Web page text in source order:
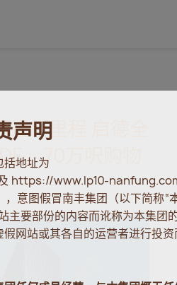
新里程 启德全
」70万呎购物